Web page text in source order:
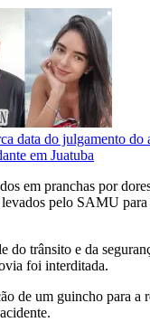
data do julgamento do
em Juatuba
em pranchas por
pelo SAMU
do trânsito e da
foi interditada.
de um guincho para a